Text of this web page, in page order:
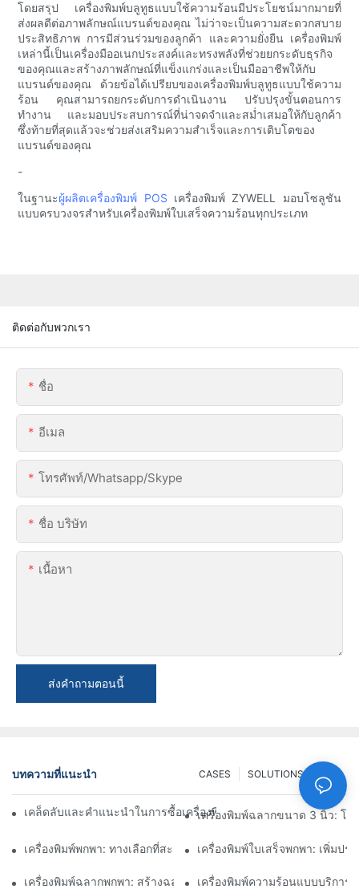
โดยสรุป เครื่องพิมพ์บลูทูธแบบใช้ความร้อนมีประโยชน์มากมายที่
ส่งผลดีต่อภาพลักษณ์แบรนด์ของคุณ ไม่ว่าจะเป็นความสะดวกสบาย
ประสิทธิภาพ การมีส่วนร่วมของลูกค้า และความยั่งยืน เครื่องพิมพ์
เหล่านี้เป็นเครื่องมืออเนกประสงค์และทรงพลังที่ช่วยยกระดับธุรกิจ
ของคุณและสร้างภาพลักษณ์ที่แข็งแกร่งและเป็นมืออาชีพให้กับ
แบรนด์ของคุณ ด้วยข้อได้เปรียบของเครื่องพิมพ์บลูทูธแบบใช้ความ
ร้อน คุณสามารถยกระดับการดำเนินงาน ปรับปรุงขั้นตอนการ
ทำงาน และมอบประสบการณ์ที่น่าจดจำและสม่ำเสมอให้กับลูกค้า
ซึ่งท้ายที่สุดแล้วจะช่วยส่งเสริมความสำเร็จและการเติบโตของ
แบรนด์ของคุณ
-
ในฐานะผู้ผลิตเครื่องพิมพ์ POS เครื่องพิมพ์ ZYWELL มอบโซลูชัน
แบบครบวงจรสำหรับเครื่องพิมพ์ใบเสร็จความร้อนทุกประเภท
ติดต่อกับพวกเรา
ชื่อ
อีเมล
โทรศัพท์/whatsapp/skype
ชื่อ บริษัท
เนื้อหา
ส่งคำถามตอนนี้
บทความที่แนะนำ SOLUTIONS
CASES
เคล็ดลับและคำแนะนำในการซื้อเครื่องพิมพ์ฉลากขนาด 4 นิ้วที่คุณต้อ
เครื่องพิมพ์ฉลากขนาด 3 นิ้ว: โ
เครื่องพิมพ์พกพา: ทางเลือกที่สะดวกสำหรับการพิมพ์ทุกที่ทุกเวลา
เครื่องพิมพ์ใบเสร็จพกพา: เพิ่มป
เครื่องพิมพ์ฉลากพกพา: สร้างฉลากส่วนตัวได้อย่างง่ายดาย
เครื่องพิมพ์ความร้อนแบบบริกา